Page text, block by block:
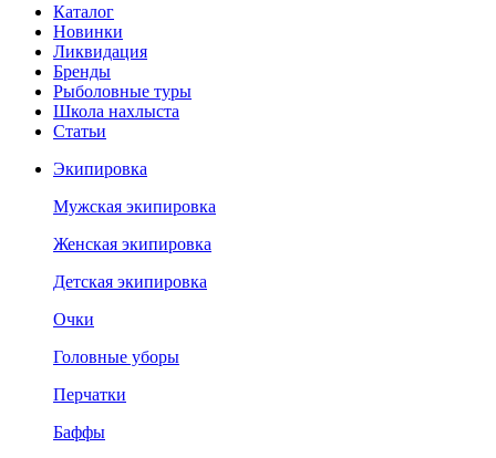
Каталог
Новинки
Ликвидация
Бренды
Рыболовные туры
Школа нахлыста
Статьи
Экипировка
Мужская экипировка
Женская экипировка
Детская экипировка
Очки
Головные уборы
Перчатки
Баффы